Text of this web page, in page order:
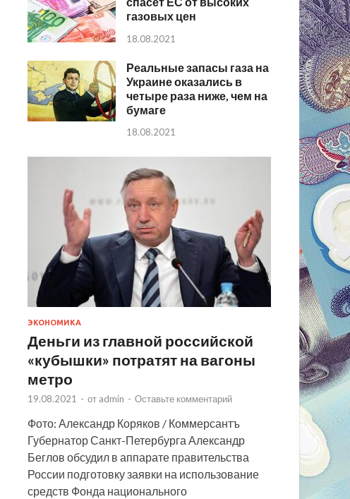
газовых цен
18.08.2021
Реальные запасы газа на
Украине оказались в
четыре раза ниже, чем на
бумаге
18.08.2021
ЭКОНОМИКА
Деньги из главной российской
«кубышки» потратят на вагоны
метро
19.08.2021 - от admin - Оставьте комментарий
Фото: Александр Коряков / Коммерсантъ
Губернатор Санкт-Петербурга Александр
Беглов обсудил в аппарате правительства
России подготовку заявки на использование
средств Фонда национального